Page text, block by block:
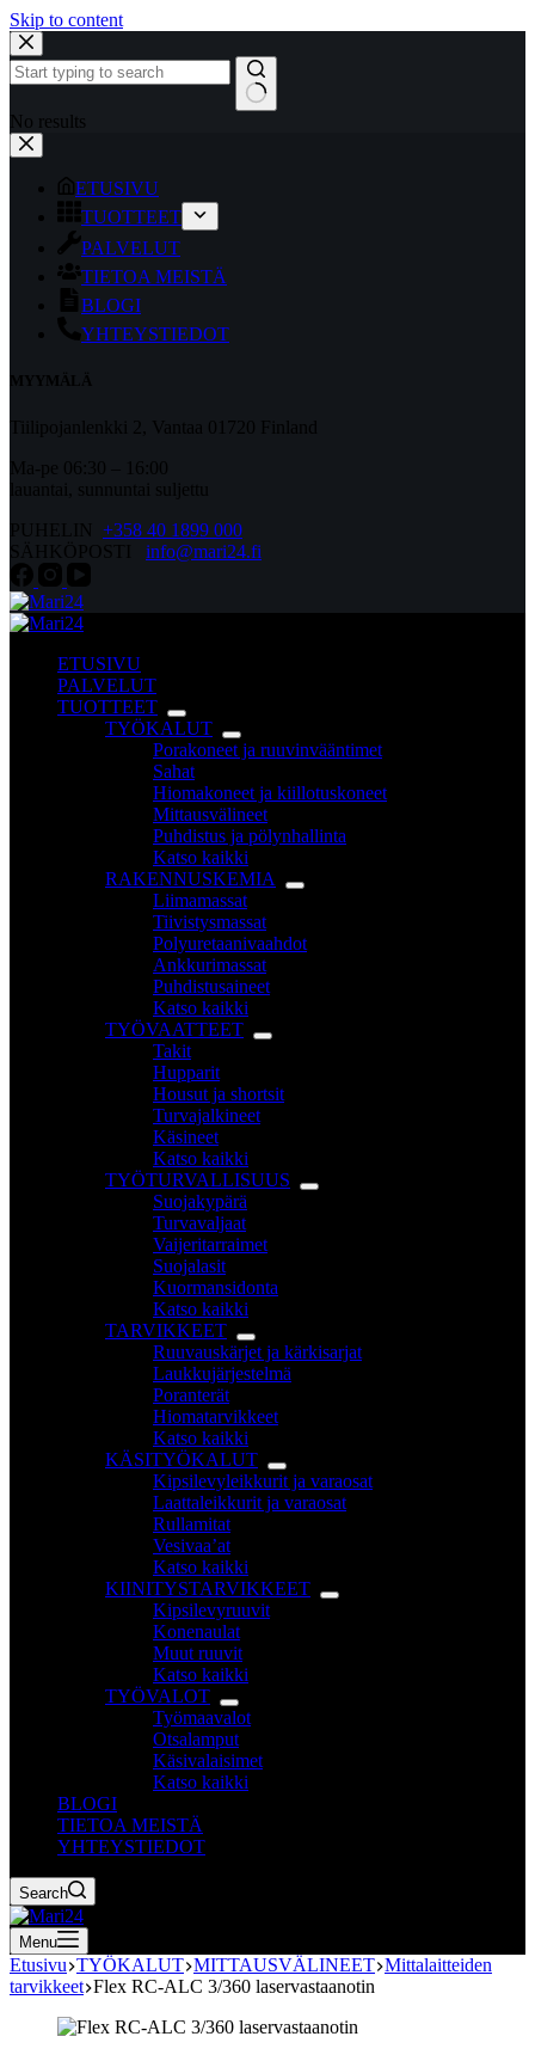
Skip to content
No results
ETUSIVU
TUOTTEET
PALVELUT
TIETOA MEISTÄ
BLOGI
YHTEYSTIEDOT
MYYMÄLÄ
Tiilipojanlenkki 2, Vantaa 01720 Finland
Ma-pe 06:30 – 16:00
lauantai, sunnuntai suljettu
PUHELIN +358 40 1899 000
SÄHKÖPOSTI info@mari24.fi
ETUSIVU
PALVELUT
TUOTTEET
TYÖKALUT
Porakoneet ja ruuvinvääntimet
Sahat
Hiomakoneet ja kiillotuskoneet
Mittausvälineet
Puhdistus ja pölynhallinta
Katso kaikki
RAKENNUSKEMIA
Liimamassat
Tiivistysmassat
Polyuretaanivaahdot
Ankkurimassat
Puhdistusaineet
Katso kaikki
TYÖVAATTEET
Takit
Hupparit
Housut ja shortsit
Turvajalkineet
Käsineet
Katso kaikki
TYÖTURVALLISUUS
Suojakypärä
Turvavaljaat
Vaijeritarraimet
Suojalasit
Kuormansidonta
Katso kaikki
TARVIKKEET
Ruuvauskärjet ja kärkisarjat
Laukkujärjestelmä
Poranterät
Hiomatarvikkeet
Katso kaikki
KÄSITYÖKALUT
Kipsilevyleikkurit ja varaosat
Laattaleikkurit ja varaosat
Rullamitat
Vesivaa’at
Katso kaikki
KIINITYSTARVIKKEET
Kipsilevyruuvit
Konenaulat
Muut ruuvit
Katso kaikki
TYÖVALOT
Työmaavalot
Otsalamput
Käsivalaisimet
Katso kaikki
BLOGI
TIETOA MEISTÄ
YHTEYSTIEDOT
Search
Menu
Etusivu TYÖKALUT MITTAUSVÄLINEET Mittalaitteiden
tarvikkeet Flex RC-ALC 3/360 laservastaanotin